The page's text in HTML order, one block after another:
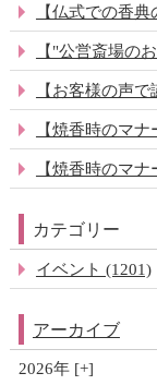
【仏式での香典
【"公営斎場の
【お客様の声
【焼香時のマ
【焼香時のマ
カテゴリー
イベント (1201)
アーカイブ
2026年